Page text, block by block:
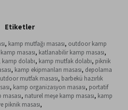
Etiketler
, kamp mutfağı masası, outdoor kamp
masası, katlanabilir kamp masası,
kamp dolabı, kamp mutfak dolabı, piknik
, kamp ekipmanları masası, depolama
mutfak masası, barbekü hazırlık
, kamp organizasyon masası, portatif
masası, naturel meşe kamp masası, kamp
piknik masası,